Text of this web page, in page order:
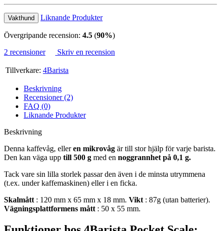
Vakthund Liknande Produkter
Övergripande recension: 4.5 (90%)
2 recensioner
Skriv en recension
Tillverkare: 4Barista
Beskrivning
Recensioner (2)
FAQ (0)
Liknande Produkter
Beskrivning
Denna kaffevåg, elleren mikrovåg är till stor hjälp för varje barista.
Den kan väga upp till 500 g med en noggrannhet på 0,1 g.
Tack vare sin lilla storlek passar den även i de minsta utrymmena
(t.ex. under kaffemaskinen) eller i en ficka.
Skalmått : 120 mm x 65 mm x 18 mm. Vikt : 87g (utan batterier).
Vägningsplattformens mått : 50 x 55 mm.